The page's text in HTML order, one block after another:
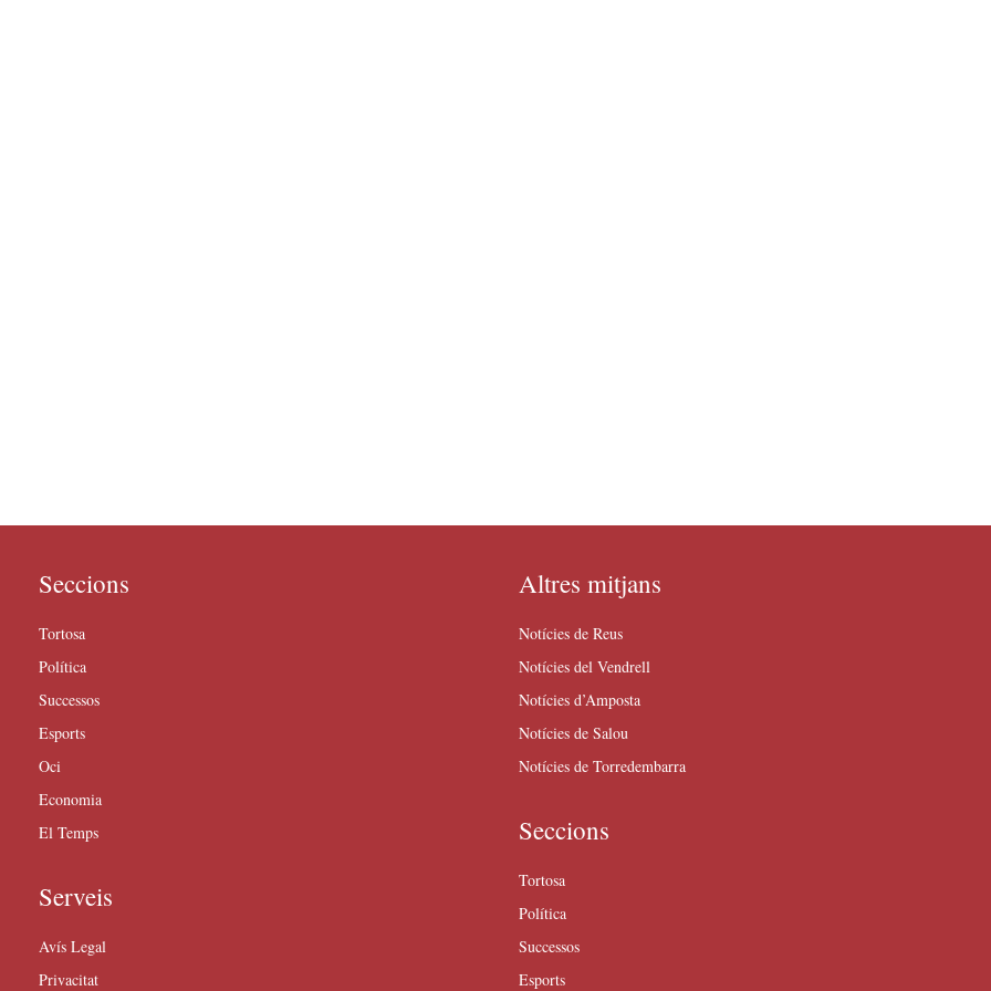
Seccions
Tortosa
Política
Successos
Esports
Oci
Economia
El Temps
Serveis
Avís Legal
Privacitat
Altres mitjans
Notícies de Reus
Notícies del Vendrell
Notícies d’Amposta
Notícies de Salou
Notícies de Torredembarra
Seccions
Tortosa
Política
Successos
Esports